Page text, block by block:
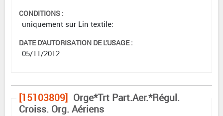
CONDITIONS :
uniquement sur Lin textile:
DATE D'AUTORISATION DE L'USAGE :
05/11/2012
[15103809] Orge*Trt Part.Aer.*Régul.
Croiss. Org. Aériens